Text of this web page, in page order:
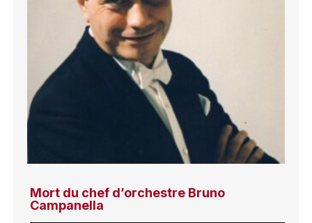
Mort du chef d’orchestre Bruno
Campanella